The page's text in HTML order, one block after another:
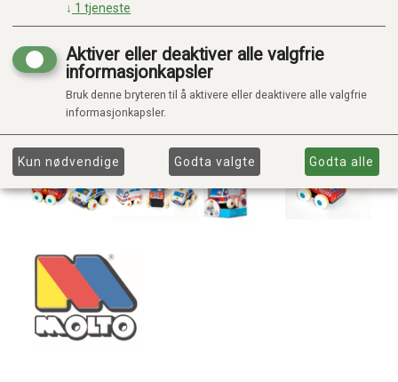
↓ 1 tjeneste
Aktiver eller deaktiver alle valgfrie
informasjonkapsler
Bruk denne bryteren til å aktivere eller deaktivere alle valgfrie
informasjonkapsler.
Kun nødvendige Godta valgte Godta alle